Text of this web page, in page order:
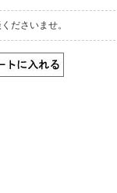
ださいませ。